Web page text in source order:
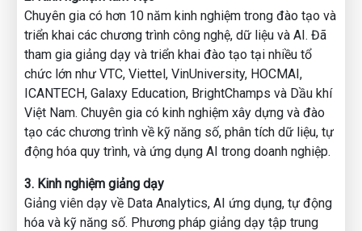
Đặc biệt, khi tham gia buổi giải case đầu tiên, bạn sẽ được:
✅ Bổ sung kiến thức chuyên môn, biết cách xử lý dữ liệu
một cách dễ dàng và rèn luyện kĩ năng giải quyết vấn đề
trong lĩnh vực Tài chính Kinh doanh
✅ Trực tiếp trao đổi với giảng viên là những chuyên gia có
nhiều năm kinh nghiệm trong nghề
✅ Giúp bạn giải quyết những vấn đề dữ liệu thực tế đến từ
chính công việc hàng ngày của bạn
Chuyên gia có hơn 10 năm kinh nghiệm trong đào tạo và
triển khai các chương trình công nghệ, dữ liệu và AI. Đã
tham gia giảng dạy và triển khai đào tạo tại nhiều tổ
chức lớn như VTC, Viettel, VinUniversity, HOCMAI,
ICANTECH, Galaxy Education, BrightChamps và Dầu khí
Việt Nam. Chuyên gia có kinh nghiệm xây dựng và đào
tạo các chương trình về kỹ năng số, phân tích dữ liệu, tự
động hóa quy trình, và ứng dụng AI trong doanh nghiệp.
3. Kinh nghiệm giảng dạy
Giảng viên dạy về Data Analytics, AI ứng dụng, tự động
hóa và kỹ năng số. Phương pháp giảng dạy tập trung